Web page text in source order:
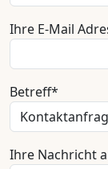
Pflichtfeld
Ihre E-Mail
Pflichtfeld
Betreff*
Pflichtfeld
Ihre Nachricht